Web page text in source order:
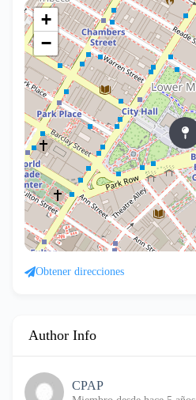
+
−
Obtener direcciones
Author Info
CPAP